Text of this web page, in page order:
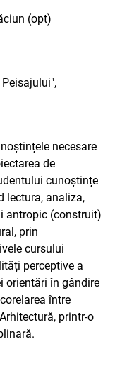
(opt)
necesare
de
cunoștințe
lectura, analiza,
antropic (construit)
prin
cursului
perceptive a
orientări în gândire
între
printr-o